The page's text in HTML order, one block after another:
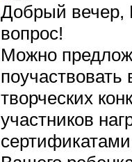
Добрый вечер,
вопрос!
Можно
творческих
участников